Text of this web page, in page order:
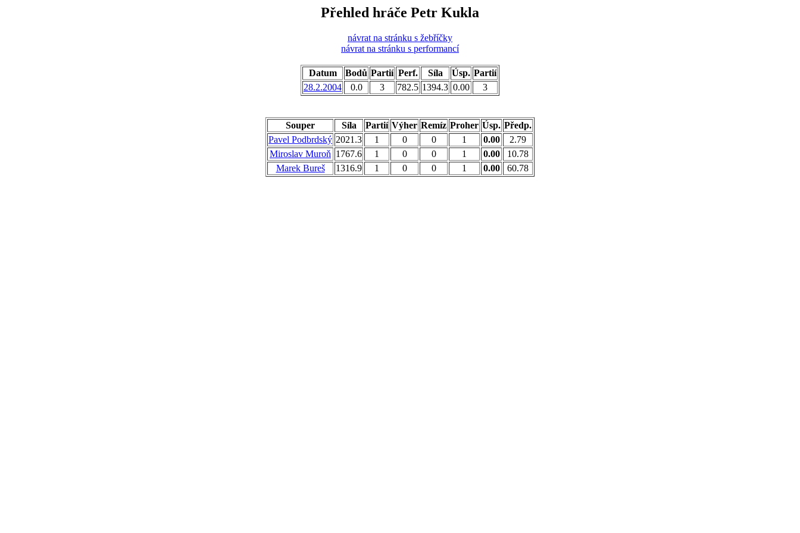
Přehled hráče Petr Kukla
návrat na stránku s žebříčky
návrat na stránku s performancí
Datum Bodů Partií Perf. Síla Úsp. Partií
28.2.2004
0.0 3 782.5 1394.3 0.00 3
Souper Síla Partií Výher Remíz Proher Úsp. Předp.
Pavel Podbrdský 2021.3 1 0 0 1 0.00
2.79
Miroslav Muroň 1767.6 1 0 0 1 0.00
10.78
Marek Bureš
1316.9 1 0 0 1 0.00 60.78